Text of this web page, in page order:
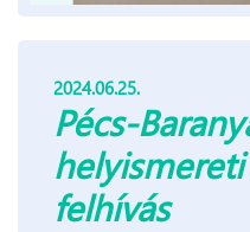
2024.06.25.
Pécs-
felhívás